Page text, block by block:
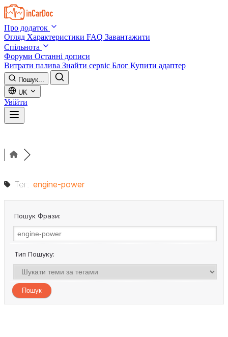
Skip to main content
Про додаток
Огляд Характеристики FAQ Завантажити
Спільнота
Форуми Останні дописи
Витрати палива Знайти сервіс Блог Купити адаптер
Пошук...
UK
Увійти
Тег: engine-power
Пошук Фрази:
Тип Пошуку: